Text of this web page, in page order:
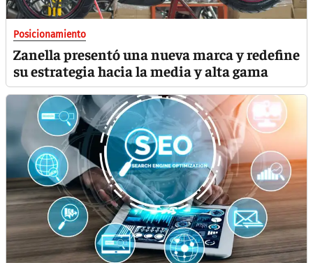
Posicionamiento
Zanella presentó una nueva marca y redefine
su estrategia hacia la media y alta gama